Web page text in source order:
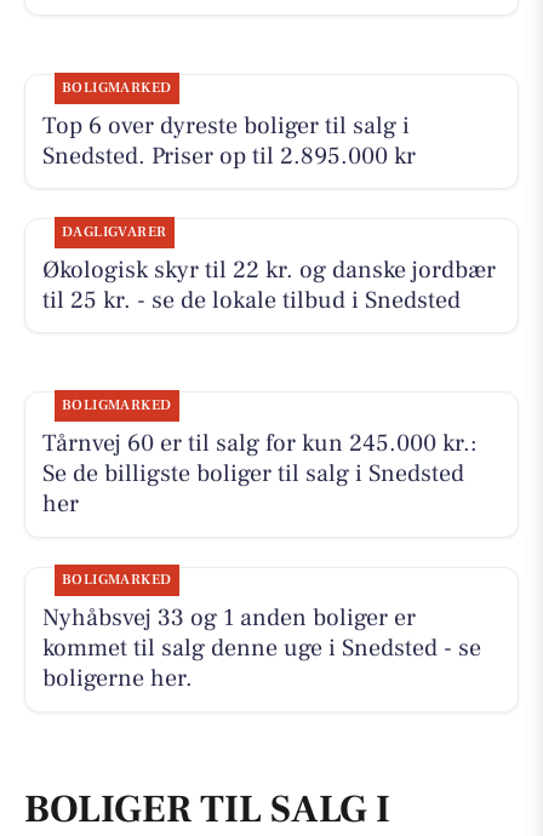
BOLIGMARKED
Top 6 over dyreste boliger til salg i
Snedsted. Priser op til 2.895.000 kr
DAGLIGVARER
Økologisk skyr til 22 kr. og danske jordbær
til 25 kr. - se de lokale tilbud i Snedsted
BOLIGMARKED
Tårnvej 60 er til salg for kun 245.000 kr.:
Se de billigste boliger til salg i Snedsted
her
BOLIGMARKED
Nyhåbsvej 33 og 1 anden boliger er
kommet til salg denne uge i Snedsted - se
boligerne her.
BOLIGER TIL SALG I